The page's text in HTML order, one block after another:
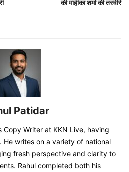
की माहीका शर्मा की तस्वीरें
Patidar
Copy Writer at KKN Live, having
He writes on a variety of national
fresh perspective and clarity to
Rahul completed both his